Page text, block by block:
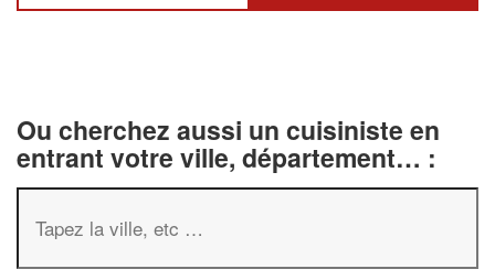
Ou cherchez aussi un cuisiniste en
entrant votre ville, département… :